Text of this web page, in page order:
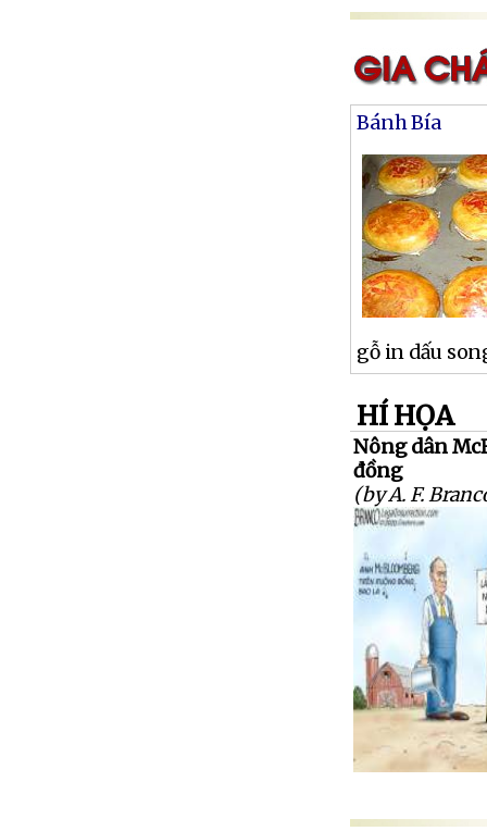
Bánh Bía
gỗ in dấu
HÍ HỌA
Nông dân
đồng
(by A. F.